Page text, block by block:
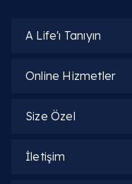
A Life'ı Tanıyın
Online Hizmetler
Size Özel
İletişim